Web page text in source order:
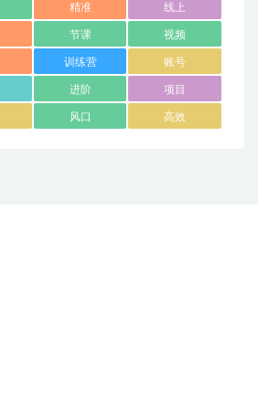
精准 线上
节课 视频
训练营 账号
进阶 项目
风口 高效